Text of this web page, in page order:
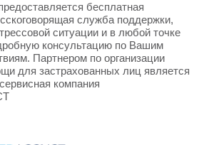
бесплатная
служба поддержки,
ситуации и в любой точке
консультацию по Вашим
Партнером по организации
для застрахованных лиц является
компания